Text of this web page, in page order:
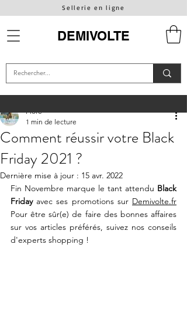
Sellerie en ligne
DEMIVOLTE
Comment réussir votre Black
Friday 2021 ?
Flore
1 min de lecture
Dernière mise à jour : 15 avr. 2022
Fin Novembre marque le tant attendu Black
Friday avec ses promotions sur Demivolte.fr
Pour être sûr(e) de faire des bonnes affaires
sur vos articles préférés, suivez nos conseils
d'experts shopping !